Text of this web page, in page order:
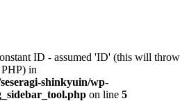
ID - assumed 'ID' (this will throw
in
shinkyuin/wp-
on line 5